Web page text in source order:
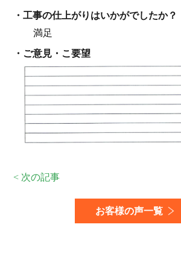
・⼯事の仕上がりはいかがでしたか？
満足
・ご意見・こ要望
< 次の記事
お客様の声一覧